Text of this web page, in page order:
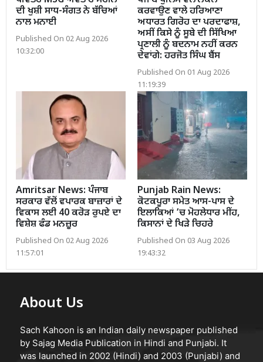
ਦੀ ਖੁਸ਼ੀ ਸਾਧ-ਸੰਗਤ ਨੇ ਬੱਚਿਆਂ
ਨਾਲ ਮਨਾਈ
Published On 02 Aug 2026
10:32:00
ਕਰਵਾਉਣ ਵਾਲੇ ਹਰਿਆਣਾ
ਅਧਾਰਤ ਗਿਰੋਹ ਦਾ ਪਰਦਾਫਾਸ਼,
ਅਸੀਂ ਕਿਸੇ ਨੂੰ ਸੂਬੇ ਦੀ ਸਿੱਖਿਆ
ਪ੍ਰਣਾਲੀ ਨੂੰ ਬਦਨਾਮ ਨਹੀਂ ਕਰਨ
ਦੇਵਾਂਗੇ: ਹਰਜੋਤ ਸਿੰਘ ਬੈਂਸ
Published On 01 Aug 2026
11:19:39
Amritsar News: ਪੰਜਾਬ
ਸਰਕਾਰ ਵੱਲੋਂ ਵਪਾਰਕ ਬਾਜ਼ਾਰਾਂ ਦੇ
ਵਿਕਾਸ ਲਈ 40 ਕਰੋੜ ਰੁਪਏ ਦਾ
ਵਿਸ਼ੇਸ਼ ਫੰਡ ਮਨਜ਼ੂਰ
Published On 02 Aug 2026
11:57:01
Punjab Rain News:
ਕੋਟਕਪੂਰਾ ਸਮੇਤ ਆਸ-ਪਾਸ ਦੇ
ਇਲਾਕਿਆਂ ’ਚ ਮੋਹਲੇਧਾਰ ਮੀਂਹ,
ਕਿਸਾਨਾਂ ਦੇ ਖਿੜੇ ਚਿਹਰੇ
Published On 03 Aug 2026
19:43:32
About Us
Sach Kahoon is an Indian daily newspaper published
by Sajag Media Publication in Hindi and Punjabi. It
was launched in 2002 (Hindi) and 2003 (Punjabi) and